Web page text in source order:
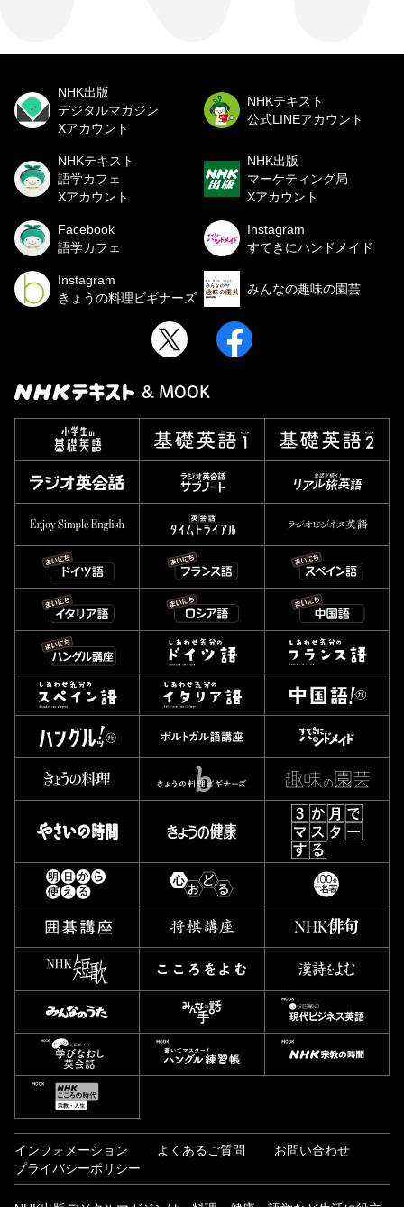
NHK出版
デジタルマガジン
Xアカウント
NHKテキスト
公式LINEアカウント
NHKテキスト
語学カフェ
Xアカウント
NHK出版
マーケティング局
Xアカウント
Facebook
語学カフェ
Instagram
すてきにハンドメイド
Instagram
きょうの料理ビギナーズ
みんなの趣味の園芸
& MOOK
インフォメーション よくあるご質問
お問い合わせ
プライバシーポリシー